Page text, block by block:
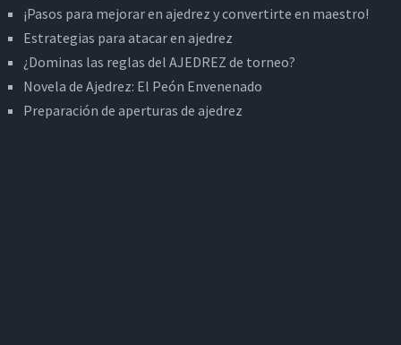
¡Pasos para mejorar en ajedrez y convertirte en maestro!
Estrategias para atacar en ajedrez
¿Dominas las reglas del AJEDREZ de torneo?
Novela de Ajedrez: El Peón Envenenado
Preparación de aperturas de ajedrez